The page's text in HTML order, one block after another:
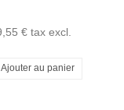
€ tax excl.
Ajouter au panier